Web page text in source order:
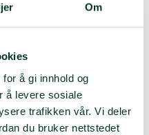
Om
å gi innhold og
å levere sosiale
trafikken vår. Vi deler
du bruker nettstedet
drept og flere skadet